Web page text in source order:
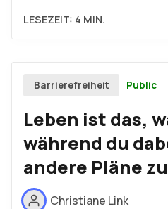
LESEZEIT: 4 MIN.
Barrierefreiheit Public
Leben ist das,
während du
andere Pläne
Christiane Link